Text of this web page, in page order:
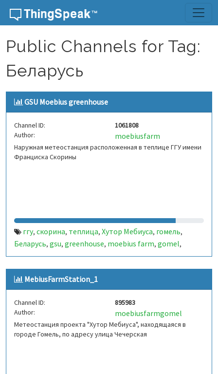
Skip to content
Public Channels for Tag:
Беларусь
GSU Moebius greenhouse
Channel ID:
1061808
Author:
moebiusfarm
Наружная метеостанция расположенная в теплице ГГУ имени
Франциска Скорины
ггу, скорина, теплица, Хутор Мебиуса, гомель,
Беларусь, gsu, greenhouse, moebius farm, gomel,
belarus
MebiusFarmStation_1
Channel ID:
895983
Author:
moebiusfarmgomel
Метеостанция проекта "Хутор Мебиуса", находящаяся в
городе Гомель, по адресу улица Чечерская